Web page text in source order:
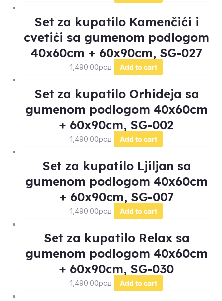
Set za kupatilo Kamenčići i
cvetići sa gumenom podlogom
40x60cm + 60x90cm, SG-027
1,490.00рсд Add to cart
Set za kupatilo Orhideja sa
gumenom podlogom 40x60cm
+ 60x90cm, SG-002
1,490.00рсд Add to cart
Set za kupatilo Ljiljan sa
gumenom podlogom 40x60cm
+ 60x90cm, SG-007
1,490.00рсд Add to cart
Set za kupatilo Relax sa
gumenom podlogom 40x60cm
+ 60x90cm, SG-030
1,490.00рсд Add to cart